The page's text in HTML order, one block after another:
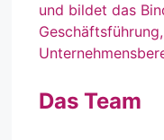
und bildet das
Das Team